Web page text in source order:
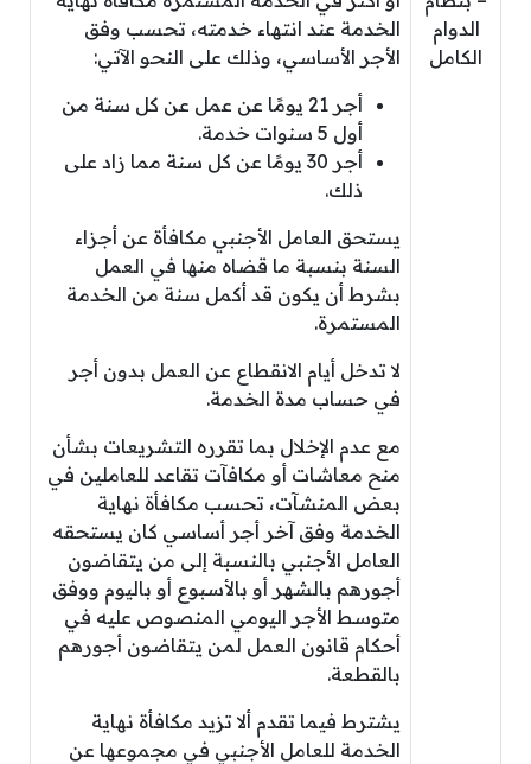
الدوام
الكامل
الخدمة عند انتهاء خدمته، تحسب وفق
الأجر الأساسي، وذلك على النحو الآتي:
أجر 21 يومًا عن عمل عن كل سنة من
أول 5 سنوات خدمة.
أجر 30 يومًا عن كل سنة مما زاد على
ذلك.
يستحق العامل الأجنبي مكافأة عن أجزاء
السنة بنسبة ما قضاه منها في العمل
بشرط أن يكون قد أكمل سنة من الخدمة
المستمرة.
لا تدخل أيام الانقطاع عن العمل بدون أجر
في حساب مدة الخدمة.
مع عدم الإخلال بما تقرره التشريعات بشأن
منح معاشات أو مكافآت تقاعد للعاملين في
بعض المنشآت، تحسب مكافأة نهاية
الخدمة وفق آخر أجر أساسي كان يستحقه
العامل الأجنبي بالنسبة إلى من يتقاضون
أجورهم بالشهر أو بالأسبوع أو باليوم ووفق
متوسط الأجر اليومي المنصوص عليه في
أحكام قانون العمل لمن يتقاضون أجورهم
بالقطعة.
يشترط فيما تقدم ألا تزيد مكافأة نهاية
الخدمة للعامل الأجنبي في مجموعها عن